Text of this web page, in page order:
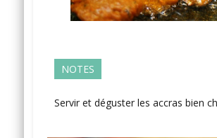
NOTES
Servir et déguster les accras bien